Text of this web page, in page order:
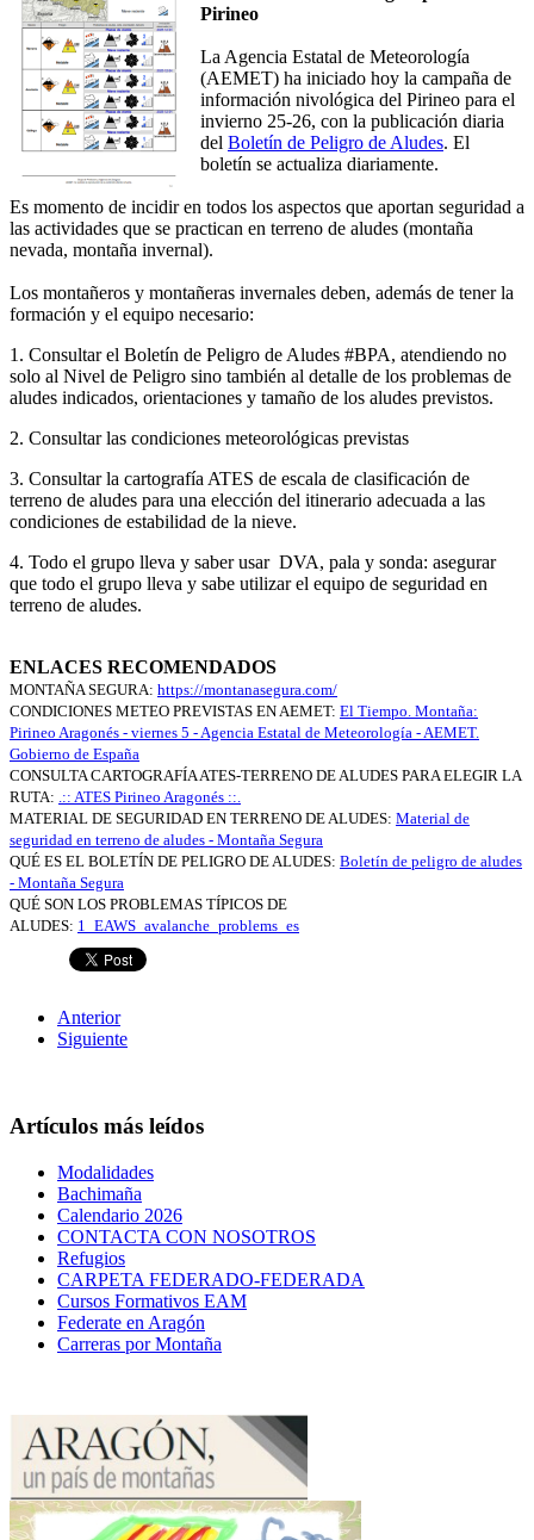
Pirineo
La Agencia Estatal de Meteorología
(AEMET) ha iniciado hoy la campaña de
información nivológica del Pirineo para el
invierno 25-26, con la publicación diaria
del Boletín de Peligro de Aludes. El
boletín se actualiza diariamente.
Es momento de incidir en todos los aspectos que aportan seguridad a
las actividades que se practican en terreno de aludes (montaña
nevada, montaña invernal).
Los montañeros y montañeras invernales deben, además de tener la
formación y el equipo necesario:
1. Consultar el Boletín de Peligro de Aludes #BPA, atendiendo no
solo al Nivel de Peligro sino también al detalle de los problemas de
aludes indicados, orientaciones y tamaño de los aludes previstos.
2. Consultar las condiciones meteorológicas previstas
3. Consultar la cartografía ATES de escala de clasificación de
terreno de aludes para una elección del itinerario adecuada a las
condiciones de estabilidad de la nieve.
4. Todo el grupo lleva y saber usar DVA, pala y sonda: asegurar
que todo el grupo lleva y sabe utilizar el equipo de seguridad en
terreno de aludes.
ENLACES RECOMENDADOS
MONTAÑA SEGURA: https://montanasegura.com/
CONDICIONES METEO PREVISTAS EN AEMET: El Tiempo. Montaña:
Pirineo Aragonés - viernes 5 - Agencia Estatal de Meteorología - AEMET.
Gobierno de España
CONSULTA CARTOGRAFÍA ATES-TERRENO DE ALUDES PARA ELEGIR LA
RUTA: .:: ATES Pirineo Aragonés ::.
MATERIAL DE SEGURIDAD EN TERRENO DE ALUDES: Material de
seguridad en terreno de aludes - Montaña Segura
QUÉ ES EL BOLETÍN DE PELIGRO DE ALUDES: Boletín de peligro de aludes
- Montaña Segura
QUÉ SON LOS PROBLEMAS TÍPICOS DE
ALUDES: 1_EAWS_avalanche_problems_es
Anterior
Siguiente
Artículos más leídos
Modalidades
Bachimaña
Calendario 2026
CONTACTA CON NOSOTROS
Refugios
CARPETA FEDERADO-FEDERADA
Cursos Formativos EAM
Federate en Aragón
Carreras por Montaña